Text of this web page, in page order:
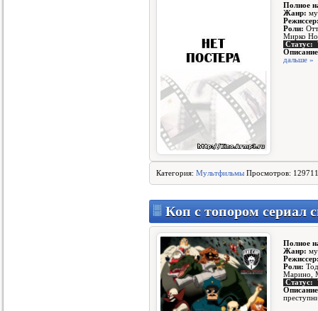
Полное
Жанр:
Роли:
Мирко
Статус:
дальше »
Категория: Мультфильмы Просмотров:
Коп с топором сериал
Полное
Жанр:
Роли:
Марино,
Статус: